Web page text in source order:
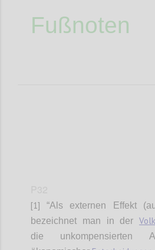
Fußnoten
[1] “Als externen Effekt
bezeichnet man in der
die unkompensierten